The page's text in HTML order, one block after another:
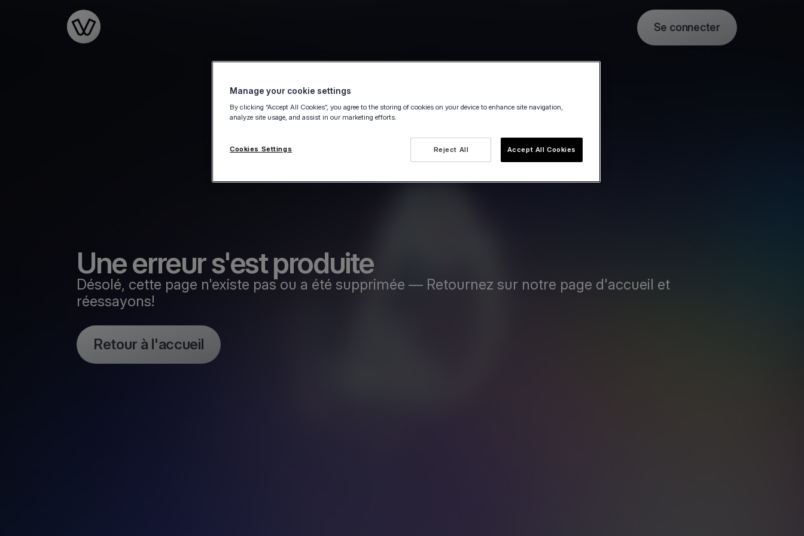
Se connecter
Une erreur s'est produite
Désolé, cette page n'existe pas ou a été supprimée — Retournez sur notre page d'accueil et
réessayons!
Retour à l'accueil
Manage your cookie settings
By clicking “Accept All Cookies”, you agree to the storing of cookies on your device to enhance site navigation,
analyze site usage, and assist in our marketing efforts.
Reject All Accept All Cookies
Cookies Settings